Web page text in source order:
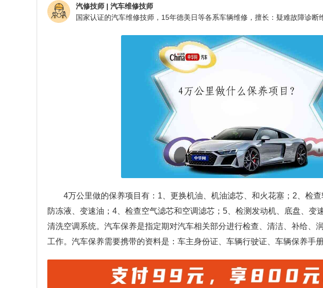
汽修技师 | 汽车维修技师
4万公里做的保养项目有：1、更换机油、机油滤芯、和火花塞；2、检查
防冻液、变速油；4、检查空气滤芯和空调滤芯；5、检测发动机、底盘、变
清洗空调系统。汽车保养是指定期对汽车相关部分进行检查、清洁、补给、
工作。汽车保养需要携带的资料是：车主身份证、车辆行驶证、车辆保养手册